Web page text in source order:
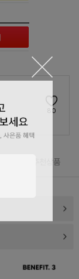
80
추천상품